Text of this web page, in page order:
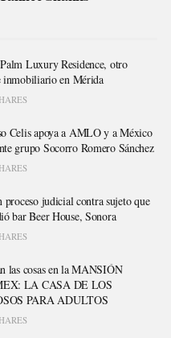
Luxury Residence, otro
inmobiliario en Mérida
Celis apoya a AMLO y a México
grupo Socorro Romero Sánchez
proceso judicial contra sujeto que
bar Beer House, Sonora
las cosas en la MANSIÓN
LA CASA DE LOS
PARA ADULTOS